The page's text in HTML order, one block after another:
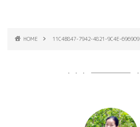
HOME 11C4B847-7942-4821-9C4E-